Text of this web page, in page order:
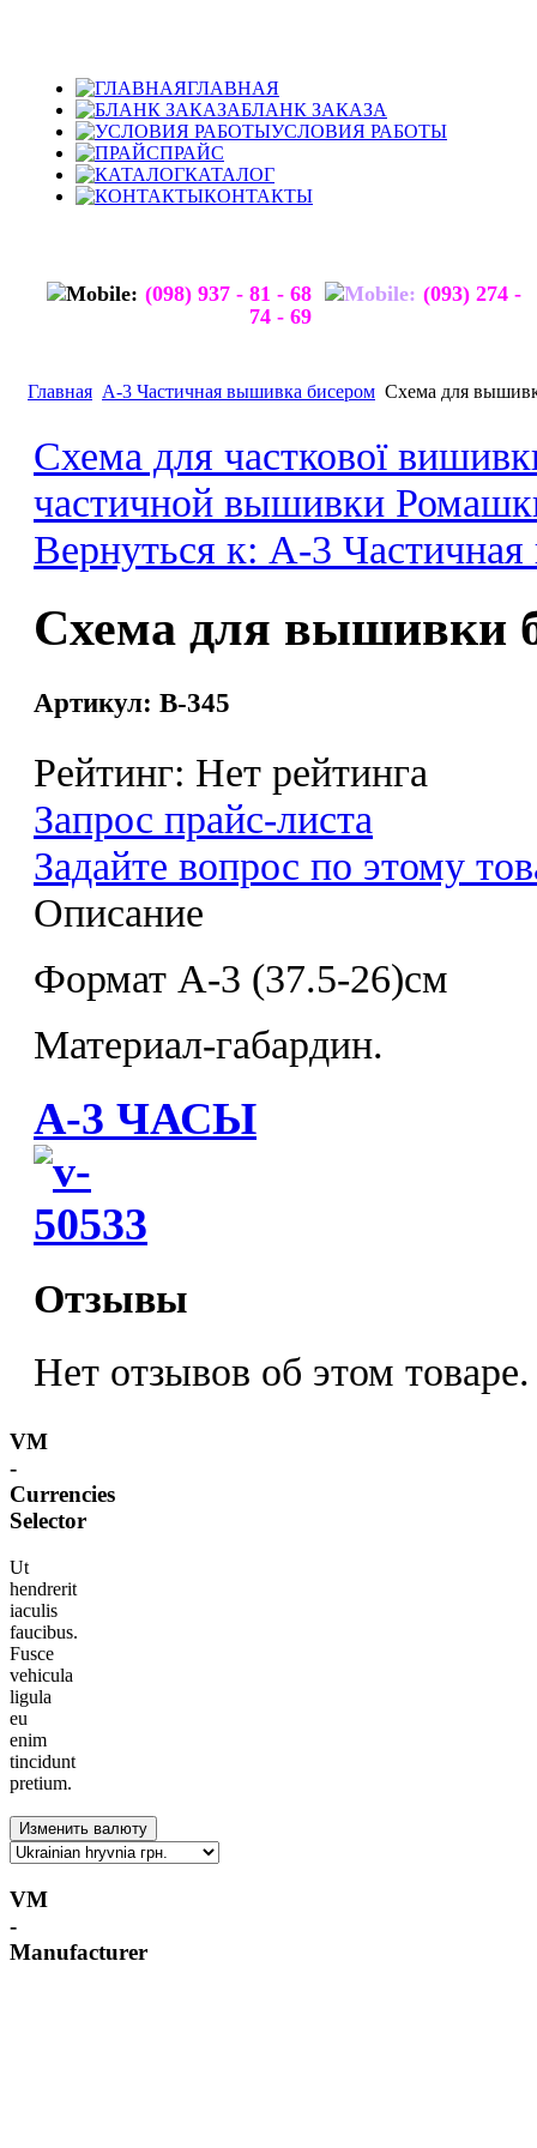
ГЛАВНАЯ
БЛАНК ЗАКАЗА
УСЛОВИЯ РАБОТЫ
ПРАЙС
КАТАЛОГ
КОНТАКТЫ
(098) 937 - 81 - 68
(093) 274 -
74 - 69
Главная А-3 Частичная вышивка бисером Схема для
Схема для часткової
частичной вышивки
Вернуться к: А-3
Схема для
Артикул: В-345
Рейтинг: Нет рейтинга
Запрос прайс-листа
Задайте вопрос по этому
Описание
Формат А-3 (37.5-26)см
Материал-габардин.
А-3 ЧАСЫ
Отзывы
Нет отзывов об этом товаре.
VM
-
Currencies
Selector
Ut
hendrerit
iaculis
faucibus.
Fusce
vehicula
ligula
eu
enim
tincidunt
pretium.
VM
-
Manufacturer